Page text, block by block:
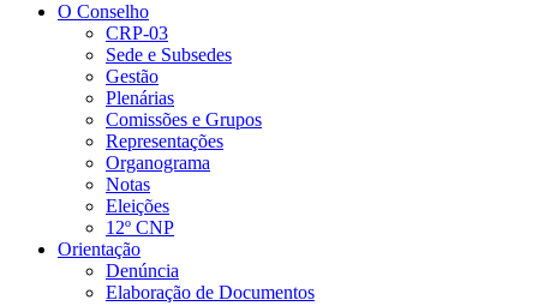
O Conselho
CRP-03
Sede e Subsedes
Gestão
Plenárias
Comissões e Grupos
Representações
Organograma
Notas
Eleições
12º CNP
Orientação
Denúncia
Elaboração de Documentos